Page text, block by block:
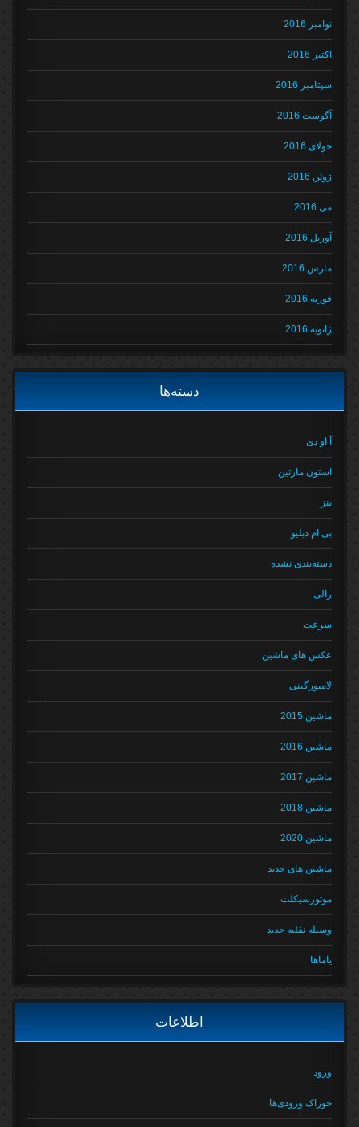
نوامبر 2016
اکتبر 2016
سپتامبر 2016
آگوست 2016
جولای 2016
ژوئن 2016
می 2016
آوریل 2016
مارس 2016
فوریه 2016
ژانویه 2016
دسته‌ها
آ او دی
استون مارتین
بی ام دبلیو
دسته‌بندی نشده
رالی
سرعت
عکس های ماشین
لامبورگینی
ماشین 2015
ماشین 2016
ماشین 2017
ماشین 2018
ماشین 2020
ماشین های جدید
موتورسیکلت
وسیله نقلیه جدید
یاماها
اطلاعات
ورود
خوراک ورودی‌ها